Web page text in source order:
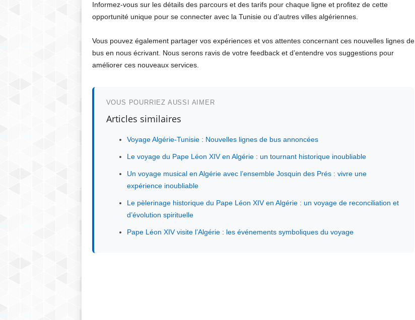
Informez-vous sur les détails des parcours et des tarifs pour chaque ligne et profitez de cette
opportunité unique pour se connecter avec la Tunisie ou d’autres villes algériennes.
Vous pouvez également partager vos expériences et vos attentes concernant ces nouvelles lignes de
bus en nous écrivant. Nous serons ravis de votre feedback et d’entendre vos suggestions pour
améliorer ces nouveaux services.
VOUS POURRIEZ AUSSI AIMER
Articles similaires
Voyage Algérie-Tunisie : Nouvelles lignes de bus annoncées
Le voyage du Pape Léon XIV en Algérie : un tournant historique inoubliable
Un voyage musical en Algérie avec l’ensemble Josquin des Prés : vivre une
expérience inoubliable
Le pèlerinage historique du Pape Léon XIV en Algérie : un voyage de reconciliation et
d’évolution spirituelle
Pape Léon XIV visite l’Algérie : les événements symboliques du voyage